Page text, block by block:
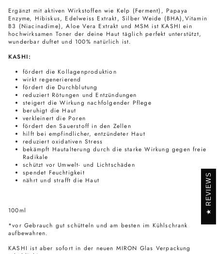
Ergänzt mit aktiven Wirkstoffen wie Kelp (Ferment), Papaya
Enzyme, Hibiskus, Edelweiss Extrakt, Silber Weide (BHA),Vitamin
B3 (Niacinadime), Aloe Vera Extrakt und MSM ist KASHI ein
hochwirksamen Toner der deine Haut täglich perfekt unterstützt,
wunderbar duftet und 100% natürlich ist.
KASHI:
fördert die Kollagenproduktion
wirkt regenerierend
fördert die Durchblutung
reduziert Rötungen und Entzündungen
steigert die Wirkung nachfolgender Pflege
beruhigt die Haut
verkleinert die Poren
fördert den Sauerstoff in den Zellen
hilft bei empfindlicher, entzündeter Haut
reduziert oxidativen Stress
bekämpft Hautalterung durch die starke Wirkung gegen freie
Radikale
schützt vor Umwelt- und Lichtschäden
spendet Feuchtigkeit
nährt und strafft die Haut
100ml
*vor Gebrauch gut schütteln und am besten im Kühlschrank
aufbewahren.
KASHI ist aber sofort in der neuen MIRON Glas Verpackung
REVIEWS